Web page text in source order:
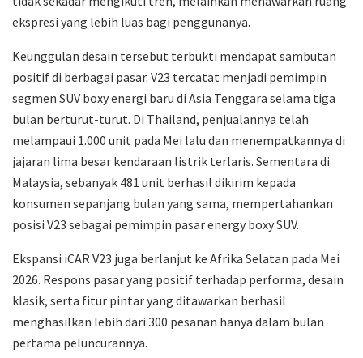
ekspresi yang lebih luas bagi penggunanya.
Keunggulan desain tersebut terbukti mendapat sambutan
positif di berbagai pasar. V23 tercatat menjadi pemimpin
segmen SUV boxy energi baru di Asia Tenggara selama tiga
bulan berturut-turut. Di Thailand, penjualannya telah
melampaui 1.000 unit pada Mei lalu dan menempatkannya di
jajaran lima besar kendaraan listrik terlaris. Sementara di
Malaysia, sebanyak 481 unit berhasil dikirim kepada
konsumen sepanjang bulan yang sama, mempertahankan
posisi V23 sebagai pemimpin pasar energy boxy SUV.
Ekspansi iCAR V23 juga berlanjut ke Afrika Selatan pada Mei
2026. Respons pasar yang positif terhadap performa, desain
klasik, serta fitur pintar yang ditawarkan berhasil
menghasilkan lebih dari 300 pesanan hanya dalam bulan
pertama peluncurannya.